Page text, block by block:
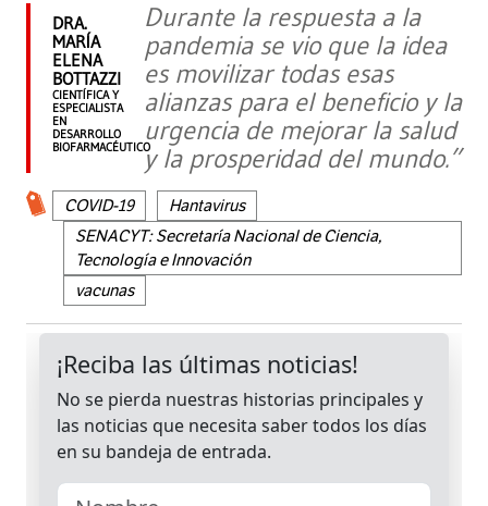
DRA.
MARÍA
ELENA
BOTTAZZI
CIENTÍFICA Y
ESPECIALISTA
EN
DESARROLLO
BIOFARMACÉUTICO
Durante la respuesta a la
pandemia se vio que la idea
es movilizar todas esas
alianzas para el beneficio y la
urgencia de mejorar la salud
y la prosperidad del mundo.”
COVID-19
Hantavirus
SENACYT: Secretaría Nacional de Ciencia,
Tecnología e Innovación
vacunas